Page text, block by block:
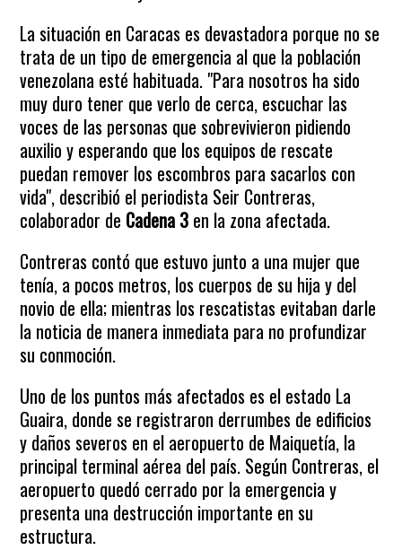
La situación en Caracas es devastadora porque no se
trata de un tipo de emergencia al que la población
venezolana esté habituada. "Para nosotros ha sido
muy duro tener que verlo de cerca, escuchar las
voces de las personas que sobrevivieron pidiendo
auxilio y esperando que los equipos de rescate
puedan remover los escombros para sacarlos con
vida", describió el periodista Seir Contreras,
colaborador de Cadena 3 en la zona afectada.
Contreras contó que estuvo junto a una mujer que
tenía, a pocos metros, los cuerpos de su hija y del
novio de ella; mientras los rescatistas evitaban darle
la noticia de manera inmediata para no profundizar
su conmoción.
Uno de los puntos más afectados es el estado La
Guaira, donde se registraron derrumbes de edificios
y daños severos en el aeropuerto de Maiquetía, la
principal terminal aérea del país. Según Contreras, el
aeropuerto quedó cerrado por la emergencia y
presenta una destrucción importante en su
estructura.